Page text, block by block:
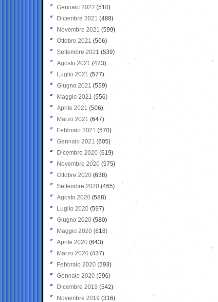
Gennaio 2022 (510)
Dicembre 2021 (488)
Novembre 2021 (599)
Ottobre 2021 (506)
Settembre 2021 (539)
Agosto 2021 (423)
Luglio 2021 (577)
Giugno 2021(559)
Maggio 2021 (556)
Aprile 2021 (506)
Marzo 2021 (647)
Febbraio 2021 (570)
Gennaio 2021 (605)
Dicembre 2020 (619)
Novembre 2020 (575)
Ottobre 2020 (638)
Settembre 2020(465)
Agosto 2020 (588)
Luglio 2020 (597)
Giugno 2020 (580)
Maggio 2020 (618)
Aprile 2020 (643)
Marzo 2020 (437)
Febbraio 2020 (593)
Gennaio 2020 (596)
Dicembre 2019 (542)
Novembre 2019 (316)